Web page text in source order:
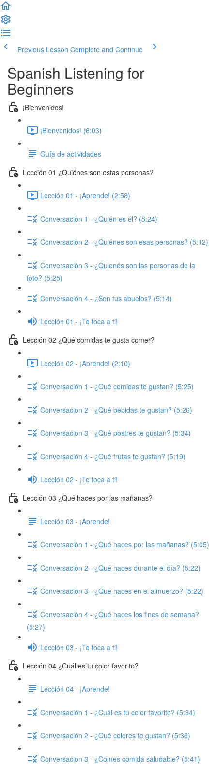
Previous Lesson Complete and Continue
Spanish Listening for
Beginners
¡Bienvenidos!
¡Bienvenidos! (6:03)
Guía de actividades
Lección 01 ¿Quiénes son estas personas?
Lección 01 - ¡Aprende! (2:58)
Conversación 1 - ¿Quién es él? (5:24)
Conversación 2 - ¿Quiénes son esas personas? (5:12)
Conversación 3 - ¿Quienés son las personas de la
foto? (5:25)
Conversación 4 - ¿Son tus abuelos? (5:14)
Lección 01 - ¡Te toca a ti!
Lección 02 ¿Qué comidas te gusta comer?
Lección 02 - ¡Aprende! (2:10)
Conversación 1 - ¿Qué comidas te gustan? (5:25)
Conversación 2 - ¿Qué bebidas te gustan? (5:26)
Conversación 3 - ¿Qué postres te gustan? (5:34)
Conversación 4 - ¿Qué frutas te gustan? (5:19)
Lección 02 - ¡Te toca a ti!
Lección 03 ¿Qué haces por las mañanas?
Lección 03 - ¡Aprende!
Conversación 1 - ¿Qué haces por las mañanas? (5:05)
Conversación 2 - ¿Qué haces durante el día? (5:22)
Conversación 3 - ¿Qué haces en el almuerzo? (5:22)
Conversación 4 - ¿Qué haces los fines de semana?
(5:27)
Lección 03 - ¡Te toca a ti!
Lección 04 ¿Cuál es tu color favorito?
Lección 04 - ¡Aprende!
Conversación 1 - ¿Cuál es tu color favorito? (5:34)
Conversación 2 - ¿Qué colores te gustan? (5:36)
Conversación 3 - ¿Comes comida saludable? (5:41)